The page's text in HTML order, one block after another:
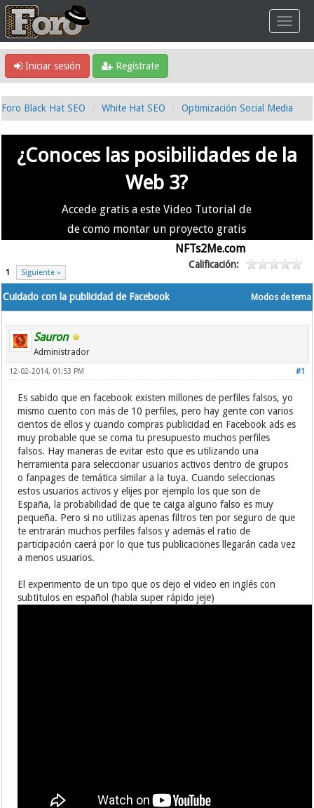
Iniciar sesión Regístrate
Foro Black Hat SEO White Hat SEO Optimización Social Media
¿Conoces las posibilidades de la
Web 3?
Accede gratis a este Video Tutorial de
de como montar un proyecto gratis
NFTs2Me.com
1 Siguiente »
Calificación:
Modos de tema
Cuidado con la publicidad de Facebook
Sauron
Administrador
#1
12-02-2014, 01:53 PM
Es sabido que en facebook existen millones de perfiles falsos, yo
mismo cuento con más de 10 perfiles, pero hay gente con varios
cientos de ellos y cuando compras publicidad en Facebook ads es
muy probable que se coma tu presupuesto muchos perfiles
falsos. Hay maneras de evitar esto que es utilizando una
herramienta para seleccionar usuarios activos dentro de grupos
o fanpages de temática similar a la tuya. Cuando seleccionas
estos usuarios activos y elijes por ejemplo los que son de
España, la probabilidad de que te caiga alguno falso es muy
pequeña. Pero si no utilizas apenas filtros ten por seguro de que
te entrarán muchos perfiles falsos y además el ratio de
participación caerá por lo que tus publicaciones llegarán cada vez
a menos usuarios.
El experimento de un tipo que os dejo el video en inglés con
subtitulos en español (habla super rápido jeje)